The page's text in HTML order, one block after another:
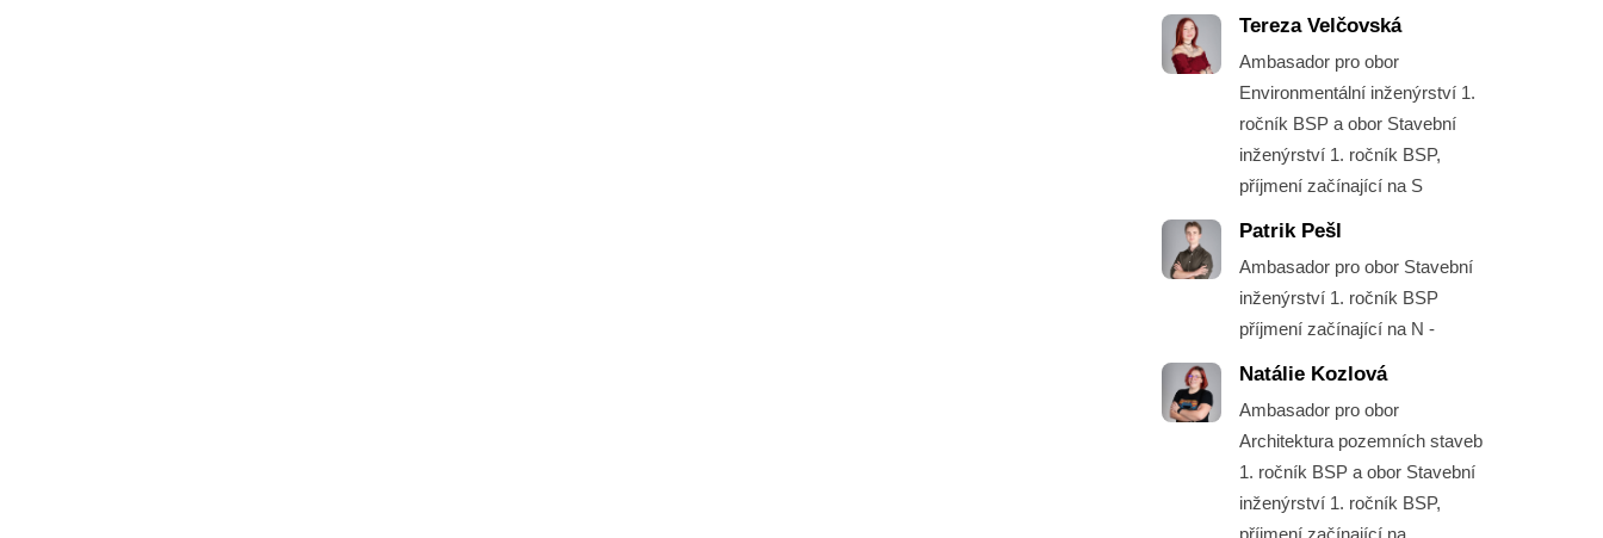
Tereza Velčovská
Ambasador pro obor
Environmentální inženýrství 1.
ročník BSP a obor Stavební
inženýrství 1. ročník BSP,
příjmení začínající na S
Patrik Pešl
Ambasador pro obor Stavební
inženýrství 1. ročník BSP
příjmení začínající na N -
Natálie Kozlová
Ambasador pro obor
Architektura pozemních staveb
1. ročník BSP a obor Stavební
inženýrství 1. ročník BSP,
příjmení začínající na